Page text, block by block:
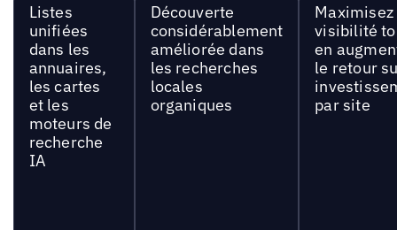
Listes
unifiées
dans les
annuaires,
les cartes
et les
moteurs de
recherche
IA
Découverte
considérablement
améliorée dans
les recherches
locales
organiques
Maximisez
visibilité
en
le retour
par site